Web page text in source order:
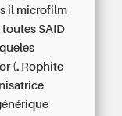
il microfilm
SAID
(. Rophite